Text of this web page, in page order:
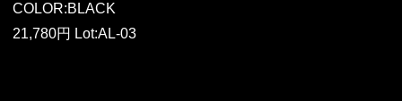
COLOR:BLACK
21,780円 Lot:AL-03